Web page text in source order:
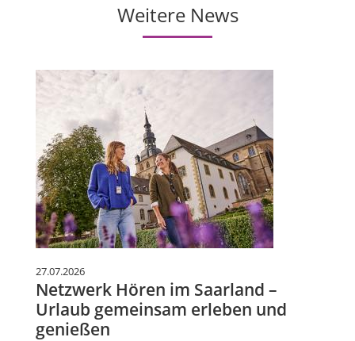
Weitere News
27.07.2026
Netzwerk Hören im Saarland –
Urlaub gemeinsam erleben und
genießen